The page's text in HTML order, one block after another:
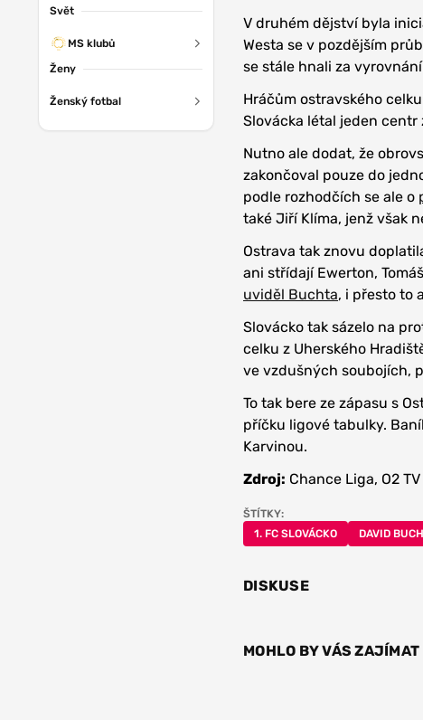
Svět
MS klubů
Ženy
Ženský fotbal
V druhém dějství byla
Westa se v pozdějším
se stále hnali za
Hráčům ostravského
Slovácka létal jeden
Nutno ale dodat, že
zakončoval pouze do
podle rozhodčích se ale o
také Jiří Klíma, jenž však
Ostrava tak znovu
ani střídají Ewerton,
uviděl Buchta, i přesto to
Slovácko tak sázelo na
celku z Uherského
ve vzdušných soubojích,
To tak bere ze zápasu s
příčku ligové tabulky.
Karvinou.
Zdroj: Chance Liga, O2
ŠTÍTKY:
1. FC SLOVÁCKO
DAVID
DISKUSE
MOHLO BY VÁS ZAJÍMAT